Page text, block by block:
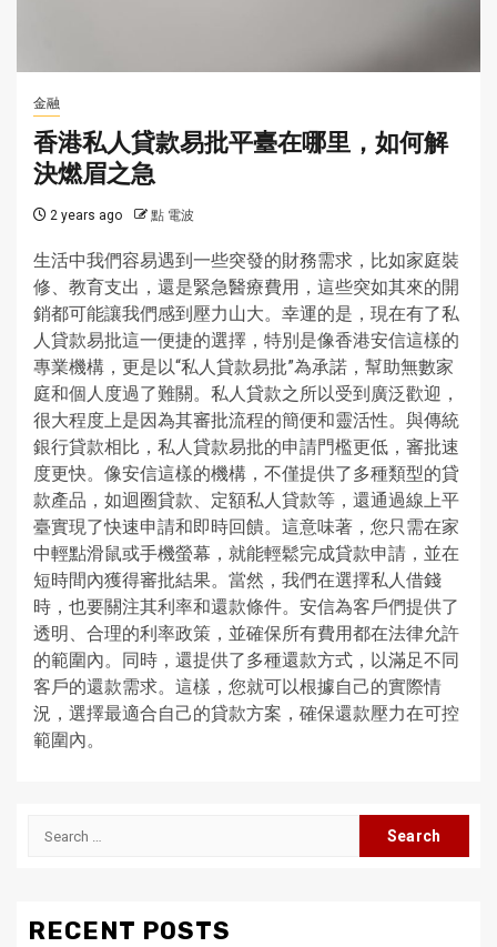
金融
香港私人貸款易批平臺在哪里，如何解
決燃眉之急
2 years ago 點 電波
生活中我們容易遇到一些突發的財務需求，比如家庭裝
修、教育支出，還是緊急醫療費用，這些突如其來的開
銷都可能讓我們感到壓力山大。幸運的是，現在有了私
人貸款易批這一便捷的選擇，特別是像香港安信這樣的
專業機構，更是以“私人貸款易批”為承諾，幫助無數家
庭和個人度過了難關。私人貸款之所以受到廣泛歡迎，
很大程度上是因為其審批流程的簡便和靈活性。與傳統
銀行貸款相比，私人貸款易批的申請門檻更低，審批速
度更快。像安信這樣的機構，不僅提供了多種類型的貸
款產品，如迴圈貸款、定額私人貸款等，還通過線上平
臺實現了快速申請和即時回饋。這意味著，您只需在家
中輕點滑鼠或手機螢幕，就能輕鬆完成貸款申請，並在
短時間內獲得審批結果。當然，我們在選擇私人借錢
時，也要關注其利率和還款條件。安信為客戶們提供了
透明、合理的利率政策，並確保所有費用都在法律允許
的範圍內。同時，還提供了多種還款方式，以滿足不同
客戶的還款需求。這樣，您就可以根據自己的實際情
況，選擇最適合自己的貸款方案，確保還款壓力在可控
範圍內。
Search
RECENT POSTS